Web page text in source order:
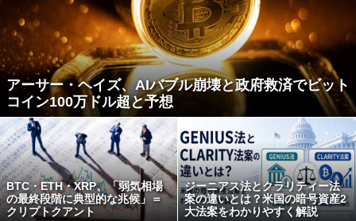
アーサー・ヘイズ、AIバブル崩壊と政府救済でビット
コイン100万ドル超と予想
BTC・ETH・XRP、「弱気相場
の最終段階に典型的な兆候」＝
クリプトクアント
ジーニアス法とクラリティー法
案の違いとは？米国の暗号資産2
大法案をわかりやすく解説